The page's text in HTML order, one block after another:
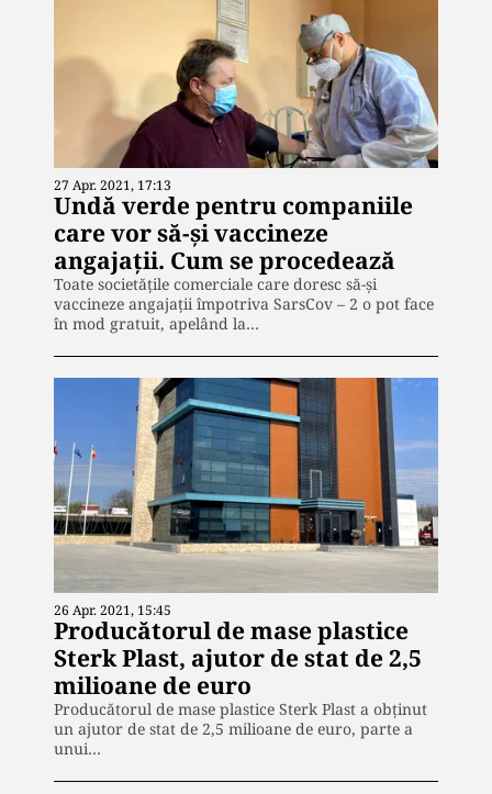
27 Apr. 2021, 17:13
Undă verde pentru companiile
care vor să-și vaccineze
angajații. Cum se procedează
Toate societățile comerciale care doresc să-și
vaccineze angajații împotriva SarsCov – 2 o pot face
în mod gratuit, apelând la…
26 Apr. 2021, 15:45
Producătorul de mase plastice
Sterk Plast, ajutor de stat de 2,5
milioane de euro
Producătorul de mase plastice Sterk Plast a obținut
un ajutor de stat de 2,5 milioane de euro, parte a
unui…